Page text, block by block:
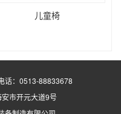
儿童椅
话：0513-88833678
市开元大道9号